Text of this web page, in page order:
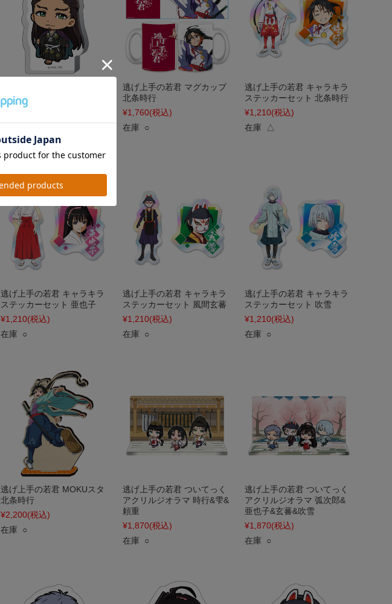
厚みアクリルスタンド 足利
尊氏
¥935(税込)
在庫 ○
逃げ上手の若君 マグカップ
北条時行
¥1,760(税込)
在庫 ○
逃げ上手の若君 キャラキラ
ステッカーセット 北条時行
¥1,210(税込)
在庫 △
逃げ上手の若君 キャラキラ
ステッカーセット 亜也子
¥1,210(税込)
在庫 ○
逃げ上手の若君 キャラキラ
ステッカーセット 風間玄蕃
¥1,210(税込)
在庫 ○
逃げ上手の若君 キャラキラ
ステッカーセット 吹雪
¥1,210(税込)
在庫 ○
逃げ上手の若君 MOKUスタ
北条時行
¥2,200(税込)
在庫 ○
逃げ上手の若君 ついてっく
アクリルジオラマ 時行&雫&
頼重
¥1,870(税込)
在庫 ○
逃げ上手の若君 ついてっく
アクリルジオラマ 弧次郎&
亜也子&玄蕃&吹雪
¥1,870(税込)
在庫 ○